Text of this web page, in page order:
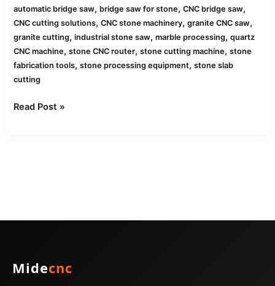
automatic bridge saw, bridge saw for stone,CNC bridge saw,
CNC cutting solutions,CNC stone machinery,granite CNC saw,
granite cutting,industrial stone saw,marble processing,quartz
CNC machine,stone CNC router,stone cutting machine,stone
fabrication tools,stone processing equipment,stone slab
cutting
使
用
す
る
か
Read Post »
Midecnc